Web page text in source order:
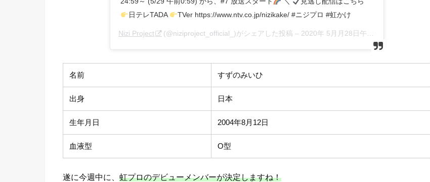
日テレTADA
TVer https://www.ntv.co.jp/nizikake/ #ニジプロ #虹かけ
Nizi Project (@niziproject_official_)がシェアした投稿 – 2020年 5月月28日午前7時00分PDT
名前 すずのみいひ
出身 日本
生年月日 2004年8月12日
血液型 O型
遂に今週中に、 虹プロのデビューメンバーが決定しますね！